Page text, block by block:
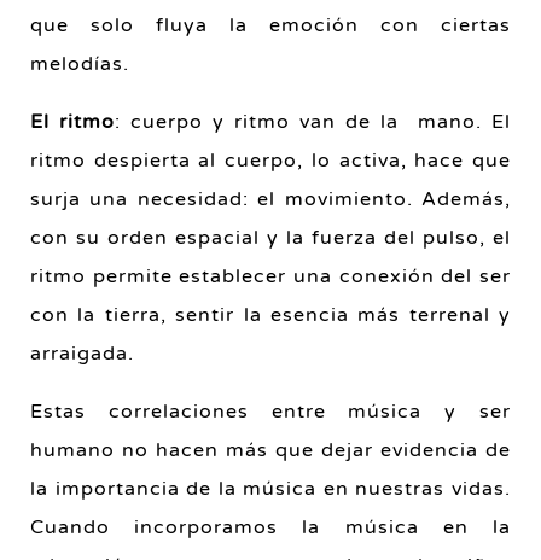
que solo fluya la emoción con ciertas
melodías.
El ritmo: cuerpo y ritmo van de la mano. El
ritmo despierta al cuerpo, lo activa, hace que
surja una necesidad: el movimiento. Además,
con su orden espacial y la fuerza del pulso, el
ritmo permite establecer una conexión del ser
con la tierra, sentir la esencia más terrenal y
arraigada.
Estas correlaciones entre música y ser
humano no hacen más que dejar evidencia de
la importancia de la música en nuestras vidas.
Cuando incorporamos la música en la